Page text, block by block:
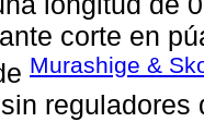
corte en
Murashige &
reguladores